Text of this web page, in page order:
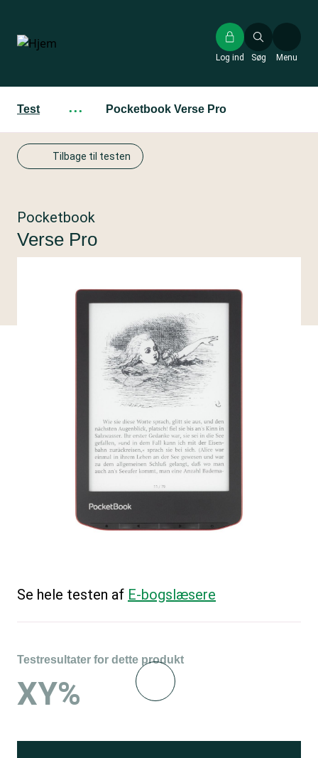
hovedindhold
Søg
Log ind Menu
Test ··· Pocketbook Verse Pro
Tilbage til testen
Pocketbook
Verse Pro
Se hele testen af E-bogslæsere
Testresultater for dette produkt
XY%